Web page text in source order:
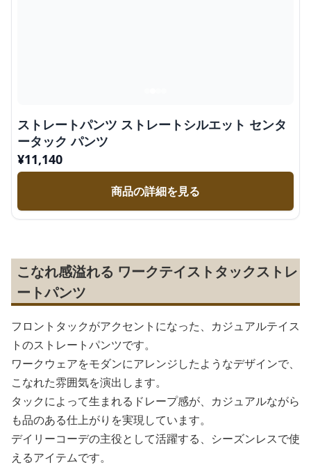
ストレートパンツ ストレートシルエット センタ
ータック パンツ
¥11,140
商品の詳細を見る
こなれ感溢れる ワークテイストタックストレ
ートパンツ
フロントタックがアクセントになった、カジュアルテイス
トのストレートパンツです。
ワークウェアをモダンにアレンジしたようなデザインで、
こなれた雰囲気を演出します。
タックによって生まれるドレープ感が、カジュアルながら
も品のある仕上がりを実現しています。
デイリーコーデの主役として活躍する、シーズンレスで使
えるアイテムです。